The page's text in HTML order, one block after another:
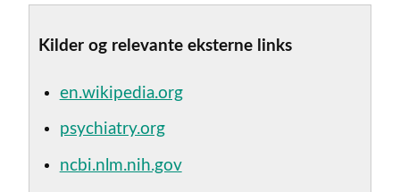
Kilder og relevante eksterne links
en.wikipedia.org
psychiatry.org
ncbi.nlm.nih.gov